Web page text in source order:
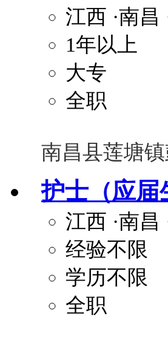
江西 ·南昌
1年以上
大专
全职
南昌县莲塘
护士（应届
江西 ·南昌
经验不限
学历不限
全职